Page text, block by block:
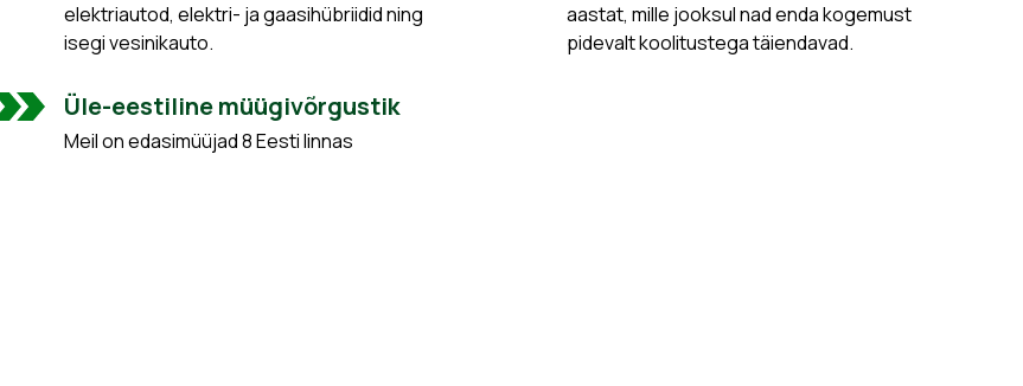
elektriautod, elektri- ja gaasihübriidid ning
isegi vesinikauto.
aastat, mille jooksul nad enda kogemust
pidevalt koolitustega täiendavad.
Üle-eestiline müügivõrgustik
Meil on edasimüüjad 8 Eesti linnas